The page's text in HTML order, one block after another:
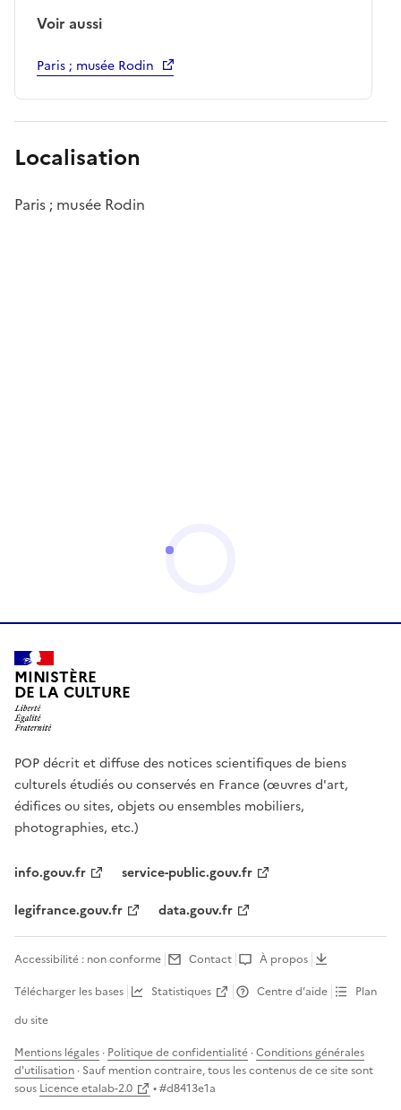
Voir aussi
Paris ; musée Rodin
Localisation
Paris ; musée Rodin
MINISTÈRE
DE LA CULTURE
POP décrit et diffuse des notices scientifiques de biens
culturels étudiés ou conservés en France (œuvres d'art,
édifices ou sites, objets ou ensembles mobiliers,
photographies, etc.)
info.gouv.fr
service-public.gouv.fr
legifrance.gouv.fr
data.gouv.fr
Accessibilité : non conforme Contact
À propos
Télécharger les bases
Statistiques Centre d’aide
Plan
du site
Mentions légales · Politique de confidentialité ·Conditions générales
d'utilisation · Sauf mention contraire, tous les contenus de ce site sont
sous Licence etalab-2.0 • #d8413e1a